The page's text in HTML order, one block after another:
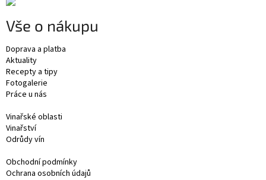
Vše o nákupu
Doprava a platba
Aktuality
Recepty a tipy
Fotogalerie
Práce u nás
Vinařské oblasti
Vinařství
Odrůdy vín
Obchodní podmínky
Ochrana osobních údajů